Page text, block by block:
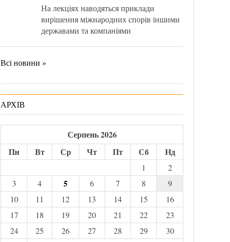
На лекціях наводяться приклади
вирішення міжнародних спорів іншими
державами та компаніями
Всі новини »
АРХІВ
Серпень 2026
Пн
Вт Ср Чт Пт Сб Нд
1
2
3
4 5 6 7 8
9
10
11 12 13 14 15
16
17
18 19 20 21 22
23
24
25 26 27 28 29
30